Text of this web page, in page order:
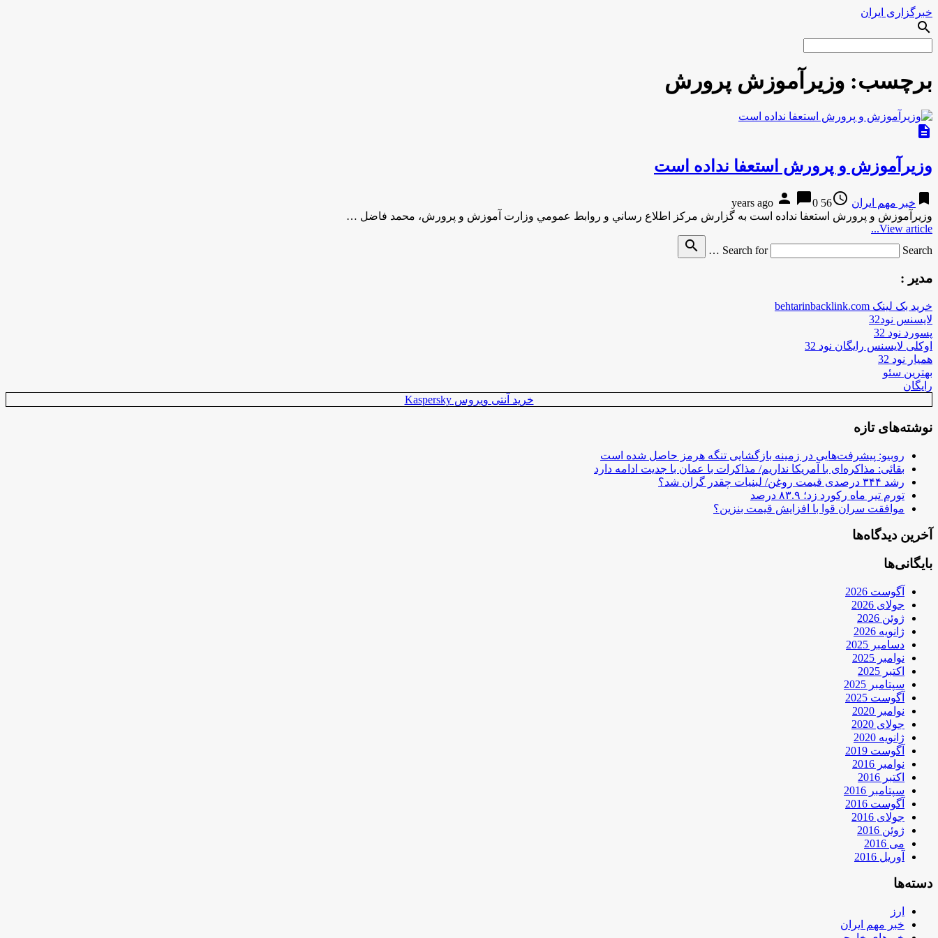
خبرگزاری ایران
search
برچسب: وزيرآموزش پرورش
description
وزيرآموزش و پرورش استعفا نداده است
bookmark خبر مهم ایران access_time
56 years ago
person chat_bubble0
وزيرآموزش و پرورش استعفا نداده است به گزارش مركز اطلاع رساني و روابط عمومي وزارت آموزش و پرورش، محمد فاضل …
View article...
Search for
Search …
search
مدیر :
خرید بک لینک behtarinbacklink.com
لایسنس نود32
پسورد نود 32
اوکلی لایسنس رایگان نود 32
همیار نود 32
بهترین سئو
رایگان
خرید آنتی ویروس Kaspersky
نوشته‌های تازه
روبیو: پیشرفت‌هایی در زمینه بازگشایی تنگه هرمز حاصل شده است
بقائی: مذاکره‌ای با آمریکا نداریم/ مذاکرات با عمان با جدیت ادامه دارد
رشد ۳۴۴ درصدی قیمت روغن/ لبنیات چقدر گران شد؟
تورم تیر ماه رکورد زد؛ ۸۳.۹ درصد
موافقت سران قوا با افزایش قیمت بنزین؟
آخرین دیدگاه‌ها
بایگانی‌ها
آگوست 2026
جولای 2026
ژوئن 2026
ژانویه 2026
دسامبر 2025
نوامبر 2025
اکتبر 2025
سپتامبر 2025
آگوست 2025
نوامبر 2020
جولای 2020
ژانویه 2020
آگوست 2019
نوامبر 2016
اکتبر 2016
سپتامبر 2016
آگوست 2016
جولای 2016
ژوئن 2016
می 2016
آوریل 2016
دسته‌ها
ارز
خبر مهم ایران